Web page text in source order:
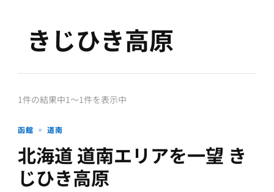
きじひき高原
1件の結果中1〜1件を表示中
函館 道南
北海道 道南エリアを一望 き
じひき高原